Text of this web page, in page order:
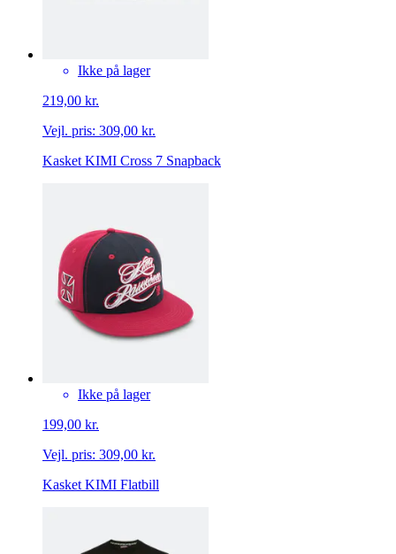
Ikke på lager
219,00 kr.
Vejl. pris: 309,00 kr.
Kasket KIMI Cross 7 Snapback
Ikke på lager
199,00 kr.
Vejl. pris: 309,00 kr.
Kasket KIMI Flatbill